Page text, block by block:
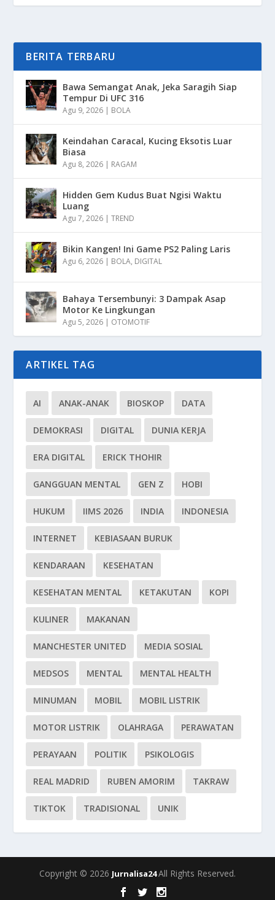
BERITA TERBARU
Bawa Semangat Anak, Jeka Saragih Siap
Tempur Di UFC 316
Agu 9, 2026 | BOLA
Keindahan Caracal, Kucing Eksotis Luar
Biasa
Agu 8, 2026 | RAGAM
Hidden Gem Kudus Buat Ngisi Waktu
Luang
Agu 7, 2026 |TREND
Bikin Kangen! Ini Game PS2 Paling Laris
Agu 6, 2026 | BOLA, DIGITAL
Bahaya Tersembunyi: 3 Dampak Asap
Motor Ke Lingkungan
Agu 5, 2026 | OTOMOTIF
ARTIKEL TAG
AI ANAK-ANAK BIOSKOP DATA
DEMOKRASI DIGITAL DUNIA KERJA
ERA DIGITAL ERICK THOHIR
GANGGUAN MENTAL GEN Z HOBI
HUKUM IIMS 2026 INDIA INDONESIA
INTERNET KEBIASAAN BURUK
KENDARAAN KESEHATAN
KESEHATAN MENTAL KETAKUTAN KOPI
KULINER MAKANAN
MANCHESTER UNITED MEDIA SOSIAL
MEDSOS MENTAL MENTAL HEALTH
MINUMAN MOBIL MOBIL LISTRIK
MOTOR LISTRIK OLAHRAGA PERAWATAN
PERAYAAN POLITIK PSIKOLOGIS
REAL MADRID RUBEN AMORIM TAKRAW
TIKTOK TRADISIONAL UNIK
Copyright © 2026 Jurnalisa24All Rights Reserved.